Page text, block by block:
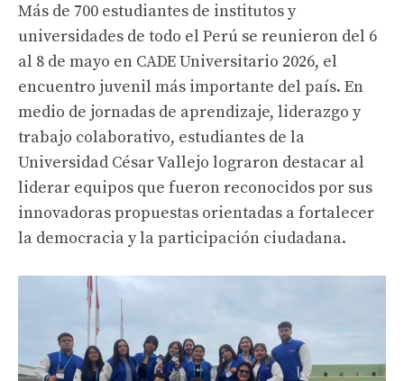
Más de 700 estudiantes de institutos y
universidades de todo el Perú se reunieron del 6
al 8 de mayo en CADE Universitario 2026, el
encuentro juvenil más importante del país. En
medio de jornadas de aprendizaje, liderazgo y
trabajo colaborativo, estudiantes de la
Universidad César Vallejo lograron destacar al
liderar equipos que fueron reconocidos por sus
innovadoras propuestas orientadas a fortalecer
la democracia y la participación ciudadana.